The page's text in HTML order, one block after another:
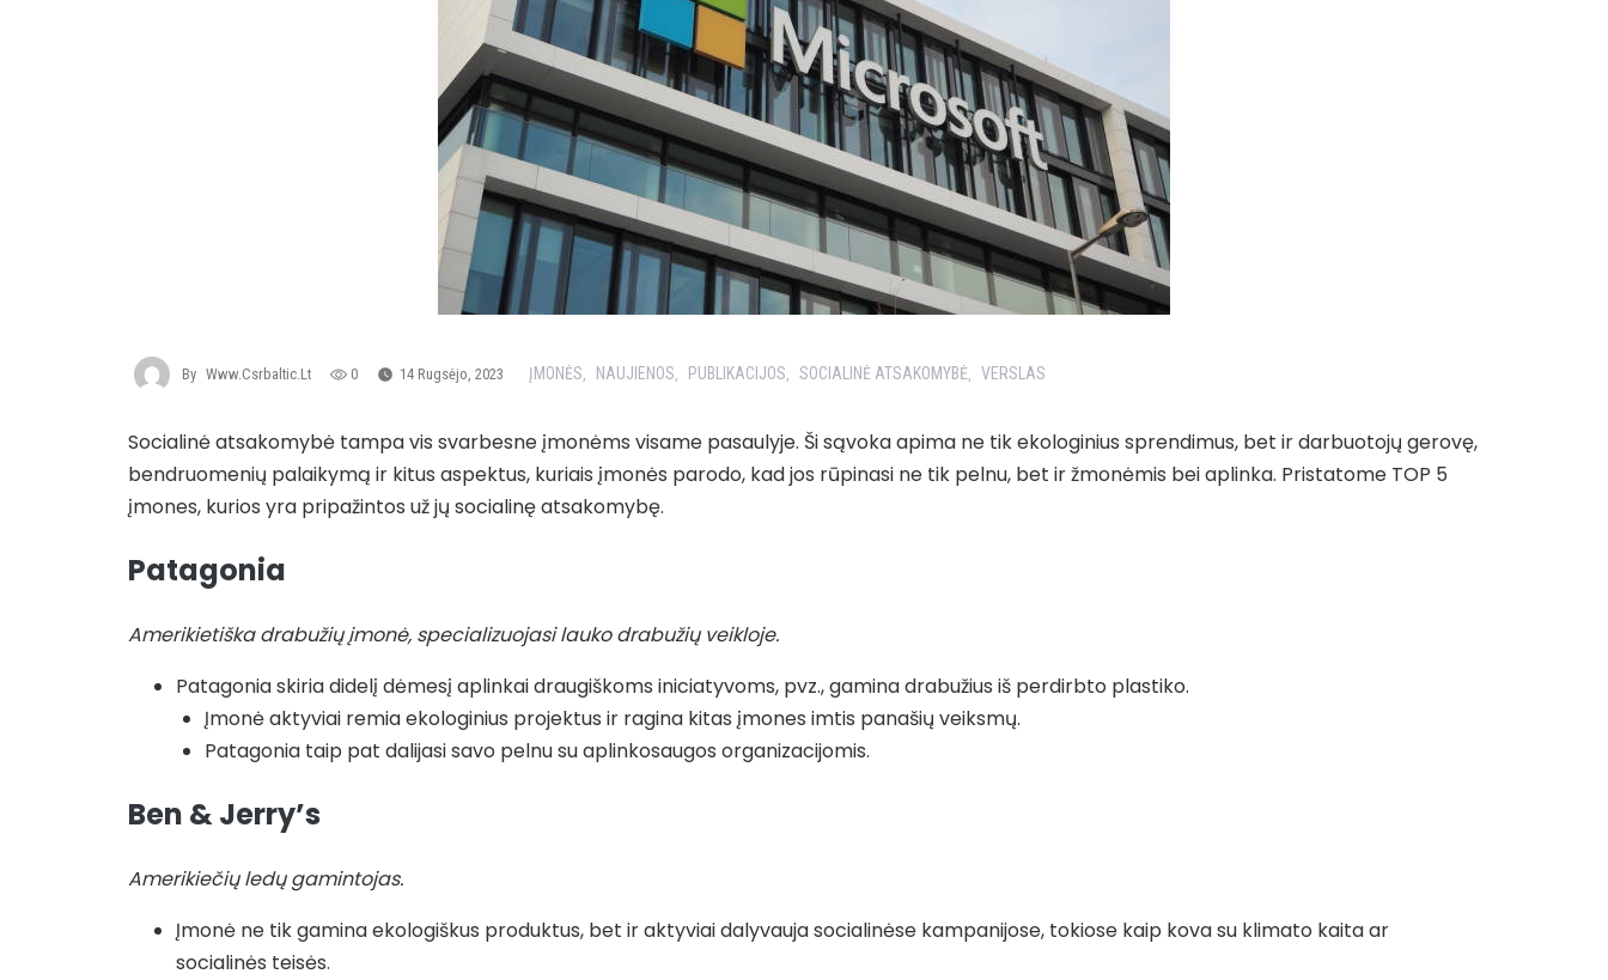
By Www.csrbaltic.lt 0 14 Rugsėjo, 2023 ĮMONĖS NAUJIENOS PUBLIKACIJOS SOCIALINĖ ATSAKOMYBĖ VERSLAS
Socialinė atsakomybė tampa vis svarbesne įmonėms visame pasaulyje. Ši sąvoka apima ne tik ekologinius sprendimus, bet ir darbuotojų gerovę,
bendruomenių palaikymą ir kitus aspektus, kuriais įmonės parodo, kad jos rūpinasi ne tik pelnu, bet ir žmonėmis bei aplinka. Pristatome TOP 5
įmones, kurios yra pripažintos už jų socialinę atsakomybę.
Patagonia
Amerikietiška drabužių įmonė, specializuojasi lauko drabužių veikloje.
Patagonia skiria didelį dėmesį aplinkai draugiškoms iniciatyvoms, pvz., gamina drabužius iš perdirbto plastiko.
Įmonė aktyviai remia ekologinius projektus ir ragina kitas įmones imtis panašių veiksmų.
Patagonia taip pat dalijasi savo pelnu su aplinkosaugos organizacijomis.
Ben & Jerry’s
Amerikiečių ledų gamintojas.
Įmonė ne tik gamina ekologiškus produktus, bet ir aktyviai dalyvauja socialinėse kampanijose, tokiose kaip kova su klimato kaita ar
socialinės teisės.